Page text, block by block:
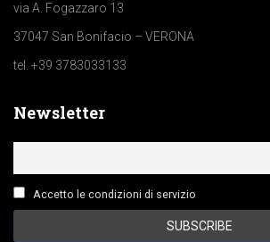
via A. Fogazzaro 13
37047 San Bonifacio – VERONA
tel. +39 3783033133
Newsletter
Accetto le condizioni di servizio